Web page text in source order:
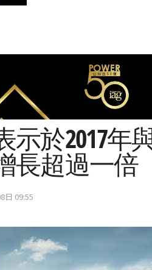
示於2017年
長超過一倍
日 09:55